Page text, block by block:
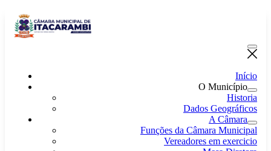
Início
O Município
Historia
Dados Geográficos
A Câmara
Funções da Câmara Municipal
Vereadores em exercicio